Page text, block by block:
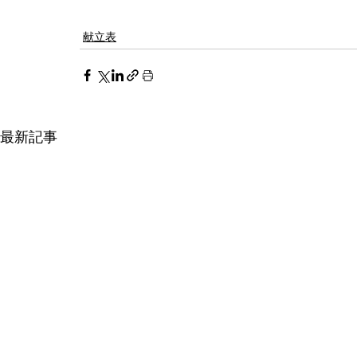
献立表
最新記事